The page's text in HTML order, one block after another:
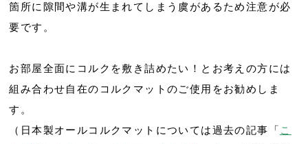
箇所に隙間や溝が生まれてしまう虞があるため注意が必
要です。
お部屋全面にコルクを敷き詰めたい！とお考えの方には
組み合わせ自在のコルクマットのご使用をお勧めしま
す。
（日本製オールコルクマットについては過去の記事「 こ